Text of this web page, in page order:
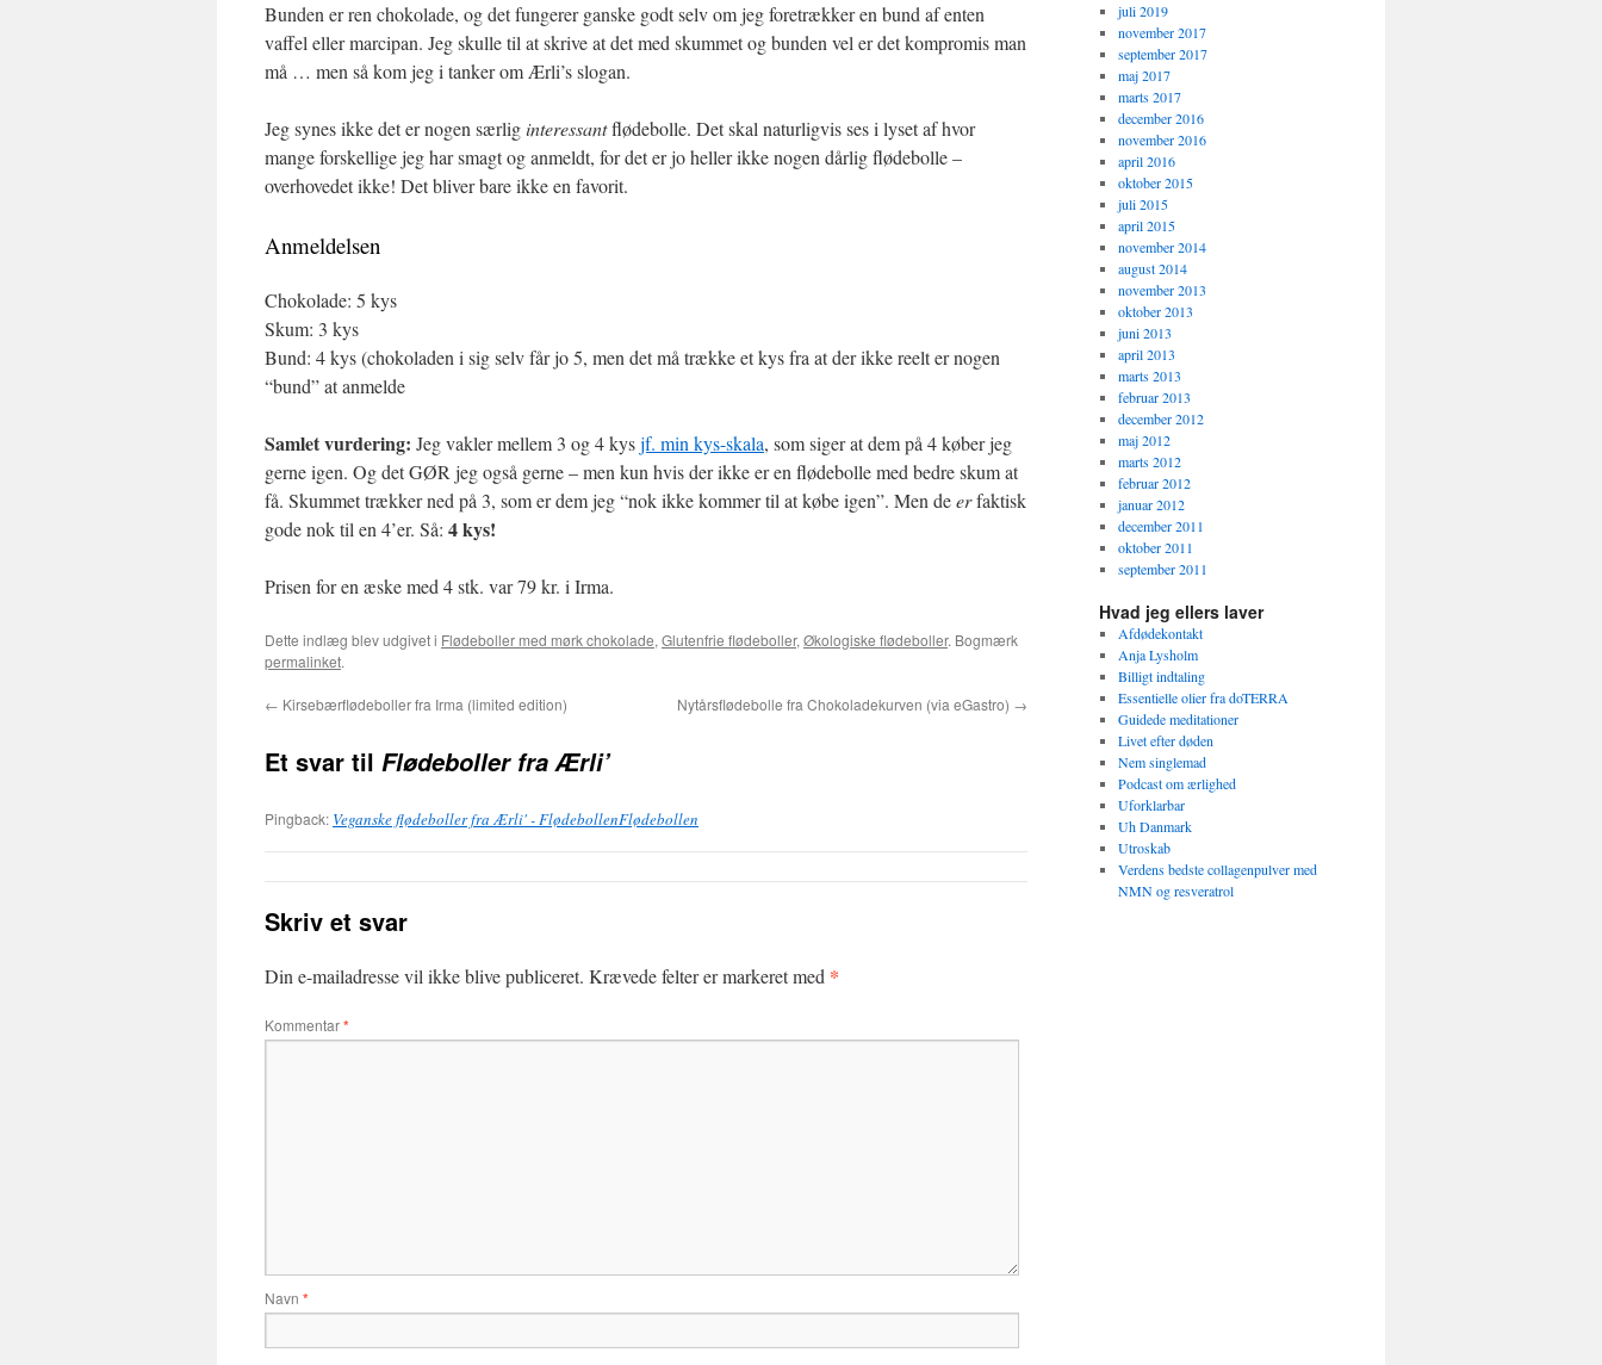
Bunden er ren chokolade, og det fungerer ganske godt selv om jeg foretrækker en bund af enten
vaffel eller marcipan. Jeg skulle til at skrive at det med skummet og bunden vel er det kompromis man
må … men så kom jeg i tanker om Ærli’s slogan.
Jeg synes ikke det er nogen særliginteressantflødebolle. Det skal naturligvis ses i lyset af hvor
mange forskellige jeg har smagt og anmeldt, for det er jo heller ikke nogen dårlig flødebolle –
overhovedet ikke! Det bliver bare ikke en favorit.
Anmeldelsen
Chokolade: 5 kys
Skum: 3 kys
Bund: 4 kys (chokoladen i sig selv får jo 5, men det må trække et kys fra at der ikke reelt er nogen
“bund” at anmelde
Samlet vurdering: Jeg vakler mellem 3 og 4 kysjf. min kys-skala, som siger at dem på 4 køber jeg
gerne igen. Og det GØR jeg også gerne – men kun hvis der ikke er en flødebolle med bedre skum at
få. Skummet trækker ned på 3, som er dem jeg “nok ikke kommer til at købe igen”. Men deerfaktisk
gode nok til en 4’er. Så: 4 kys!
Prisen for en æske med 4 stk. var 79 kr. i Irma.
Dette indlæg blev udgivet i Flødeboller med mørk chokolade, Glutenfrie flødeboller, Økologiske flødeboller. Bogmærk
permalinket.
← Kirsebærflødeboller fra Irma (limited edition) Nytårsflødebolle fra Chokoladekurven (via eGastro) →
Et svar til Flødeboller fra Ærli’
Pingback: Veganske flødeboller fra Ærli' - FlødebollenFlødebollen
Skriv et svar
Din e-mailadresse vil ikke blive publiceret. Krævede felter er markeret med *
Kommentar*
Navn *
juli 2019
november 2017
september 2017
maj 2017
marts 2017
december 2016
november 2016
april 2016
oktober 2015
juli 2015
april 2015
november 2014
august 2014
november 2013
oktober 2013
juni 2013
april 2013
marts 2013
februar 2013
december 2012
maj 2012
marts 2012
februar 2012
januar 2012
december 2011
oktober 2011
september 2011
Hvad jeg ellers laver
Afdødekontakt
Anja Lysholm
Billigt indtaling
Essentielle olier fra doTERRA
Guidede meditationer
Livet efter døden
Nem singlemad
Podcast om ærlighed
Uforklarbar
Uh Danmark
Utroskab
Verdens bedste collagenpulver med
NMN og resveratrol